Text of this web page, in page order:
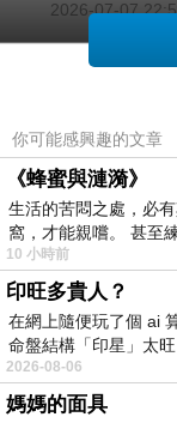
2026-07-07
(悄悄話)
你可能感興趣的文章
《蜂蜜與漣漪》
生活的苦悶之處，必
窩，才能親嚐。 甚至
10 小時前
印旺多貴人？
在網上隨便玩了個 ai
命盤結構「印星」太
2026-08-06
媽媽的面具